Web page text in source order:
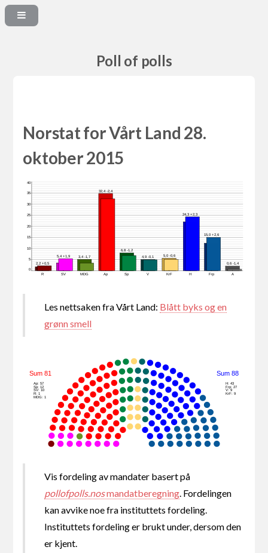
Poll of polls
Norstat for Vårt Land 28.
oktober 2015
2,2 +0,5
5,4 +1,9 3,4 -1,7
32,4 -2,4
6,8 -1,2
4,9 -0,1 5,0 -0,6
24,3 +2,3
15,0 +2,6
0,6 -1,4
R SV MDG Ap Sp V KrF H Frp A
0
5
10
15
20
25
30
35
40
Les nettsaken fra Vårt Land: Blått byks og en
grønn smell
Sum 81
Ap: 57
Sp: 12
SV: 10
R: 1
MDG: 1
Sum 88
H: 43
Frp: 27
V: 9
KrF: 9
Vis fordeling av mandater basert på
pollofpolls.nosmandatberegning. Fordelingen
kan avvike noe fra instituttets fordeling.
Instituttets fordeling er brukt under, dersom den
er kjent.